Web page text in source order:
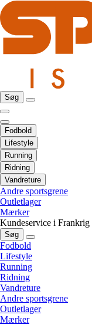
Søg
Fodbold
Lifestyle
Running
Ridning
Vandreture
Andre sportsgrene
Outletlager
Mærker
Kundeservice i Frankrig
Søg
Fodbold
Lifestyle
Running
Ridning
Vandreture
Andre sportsgrene
Outletlager
Mærker